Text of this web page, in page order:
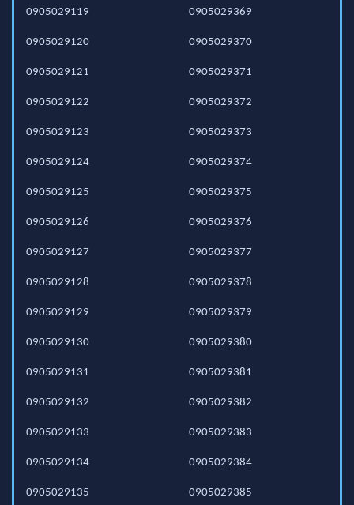
0905029119
0905029120
0905029121
0905029122
0905029123
0905029124
0905029125
0905029126
0905029127
0905029128
0905029129
0905029130
0905029131
0905029132
0905029133
0905029134
0905029135
0905029369
0905029370
0905029371
0905029372
0905029373
0905029374
0905029375
0905029376
0905029377
0905029378
0905029379
0905029380
0905029381
0905029382
0905029383
0905029384
0905029385